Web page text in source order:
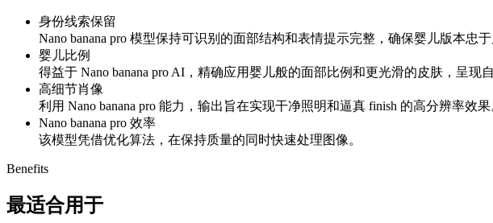
身份线索保留
Nano banana pro 模型保持可识别的面部结构和表情提示完整，确保婴儿版本忠于
婴儿比例
得益于 Nano banana pro AI，精确应用婴儿般的面部比例和更光滑的皮肤，呈现自
高细节肖像
利用 Nano banana pro 能力，输出旨在实现干净照明和逼真 finish 的高分辨率效果
Nano banana pro 效率
该模型凭借优化算法，在保持质量的同时快速处理图像。
Benefits
最适合用于